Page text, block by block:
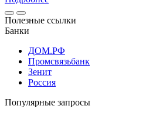
Полезные ссылки
Банки
ДОМ.РФ
Промсвязьбанк
Зенит
Россия
Популярные запросы